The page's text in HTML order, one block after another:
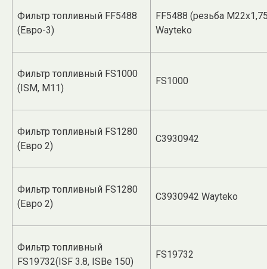
Фильтр топливный FF5488
(Евро-3)
FF5488 (резьба
Wayteko
Фильтр топливный FS1000
(ISM, M11)
FS1000
Фильтр топливный FS1280
(Евро 2)
C3930942
Фильтр топливный FS1280
(Евро 2)
C3930942 Wayteko
Фильтр топливный
FS19732(ISF 3.8, ISBe 150)
FS19732